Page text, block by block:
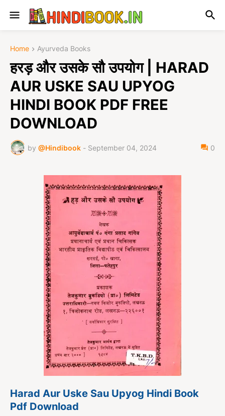
Home Ayurveda Books
हरड़ और उसके सौ उपयोग | HARAD
AUR USKE SAU UPYOG
HINDI BOOK PDF FREE
DOWNLOAD
by @Hindibook - September 04, 2024 0
Harad Aur Uske Sau Upyog Hindi Book
Pdf Download